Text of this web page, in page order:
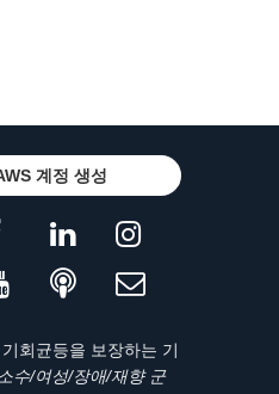
계정 생성
회균등을 보장하는 기
수/여성/장애/재향 군